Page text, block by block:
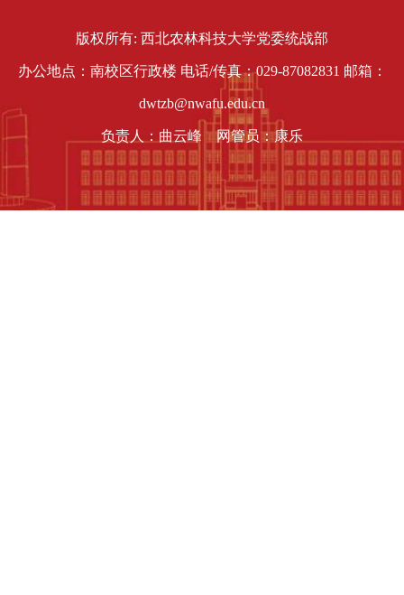
版权所有: 西北农林科技大学党委统战部
办公地点：南校区行政楼 电话/传真：029-87082831 邮箱：
dwtzb@nwafu.edu.cn
负责人：曲云峰 网管员：康乐